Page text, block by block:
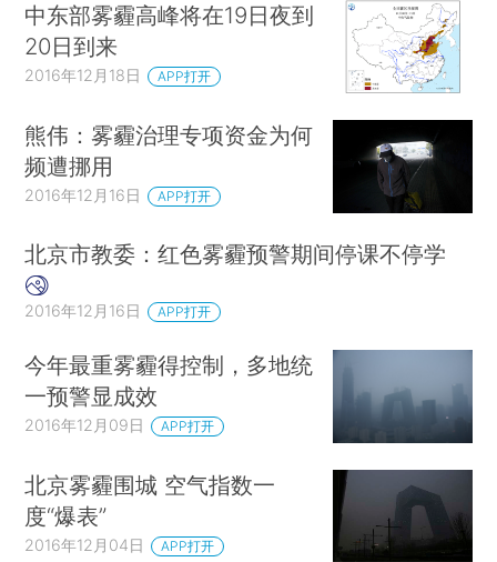
中东部雾霾高峰将在19日夜到
20日到来
2016年12月18日 APP打开
熊伟：雾霾治理专项资金为何
频遭挪用
2016年12月16日 APP打开
北京市教委：红色雾霾预警期间停课不停学
2016年12月16日 APP打开
今年最重雾霾得控制，多地统
一预警显成效
2016年12月09日 APP打开
北京雾霾围城 空气指数一
度“爆表”
2016年12月04日 APP打开